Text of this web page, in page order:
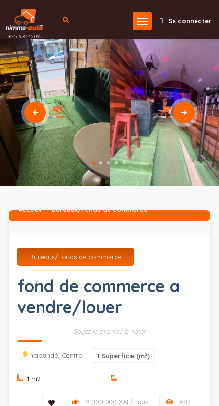
+237 678 542 065
Se connecter
Accueil Bureaux/Fonds de commerce
Bureaux/Fonds de commerce
fond de commerce a
vendre/louer
Soyez le premier à noter
Yaoundé, Centre 1 Superficie (m²)
1 m2
487
9 000 000 XAF/mois